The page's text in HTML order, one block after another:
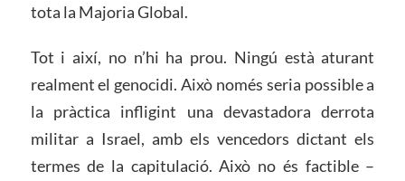
tota la Majoria Global.
Tot i així, no n’hi ha prou. Ningú està aturant
realment el genocidi. Això només seria possible a
la pràctica infligint una devastadora derrota
militar a Israel, amb els vencedors dictant els
termes de la capitulació. Això no és factible –